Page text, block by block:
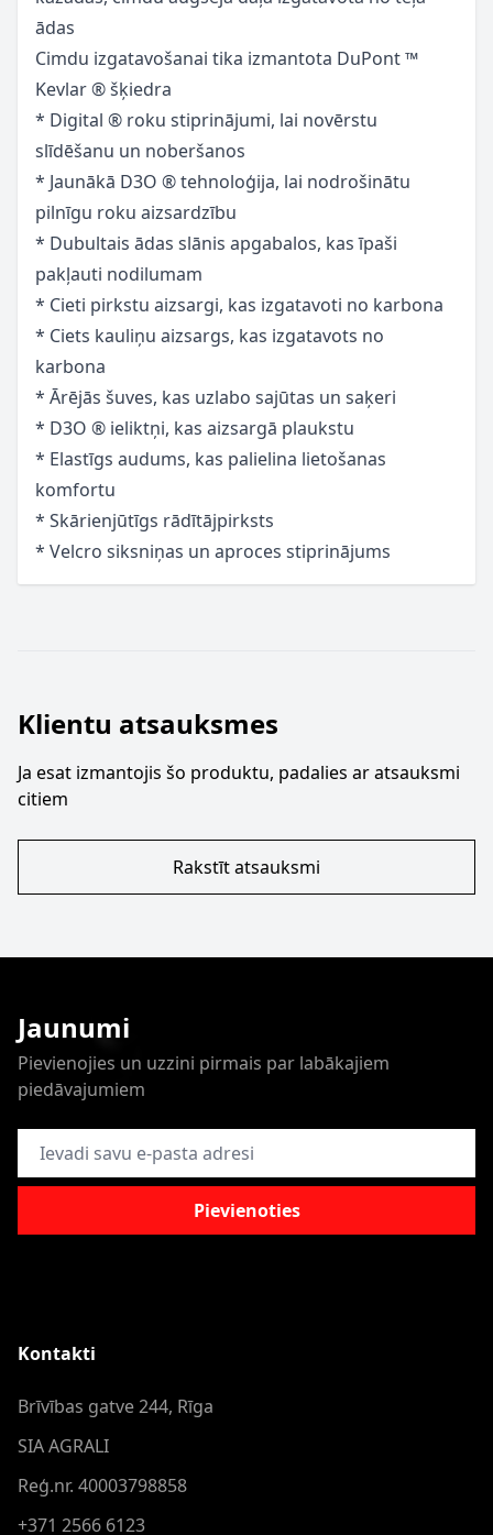
ādas
Cimdu izgatavošanai tika izmantota DuPont ™
Kevlar ® šķiedra
* Digital ® roku stiprinājumi, lai novērstu
slīdēšanu un noberšanos
* Jaunākā D3O ® tehnoloģija, lai nodrošinātu
pilnīgu roku aizsardzību
* Dubultais ādas slānis apgabalos, kas īpaši
pakļauti nodilumam
* Cieti pirkstu aizsargi, kas izgatavoti no karbona
* Ciets kauliņu aizsargs, kas izgatavots no
karbona
* Ārējās šuves, kas uzlabo sajūtas un saķeri
* D3O ® ieliktņi, kas aizsargā plaukstu
* Elastīgs audums, kas palielina lietošanas
komfortu
* Skārienjūtīgs rādītājpirksts
* Velcro siksniņas un aproces stiprinājums
Klientu atsauksmes
Ja esat izmantojis šo produktu, padalies ar atsauksmi
citiem
Rakstīt atsauksmi
Jaunumi
Pievienojies un uzzini pirmais par labākajiem
piedāvajumiem
E-pasta adrese
Pievienoties
Kontakti
Brīvības gatve 244, Rīga
SIA AGRALI
Reģ.nr. 40003798858
+371 2566 6123